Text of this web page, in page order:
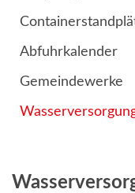
Abfuhrkalender
Gemeindewerke